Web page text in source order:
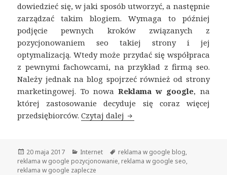
dowiedzieć się, w jaki sposób utworzyć, a następnie
zarządzać takim blogiem. Wymaga to później
podjęcie pewnych kroków związanych z
pozycjonowaniem seo takiej strony i jej
optymalizacją. Wtedy może przydać się współpraca
z pewnymi fachowcami, na przykład z firmą seo.
Należy jednak na blog spojrzeć również od strony
marketingowej. To nowa Reklama w google, na
której zastosowanie decyduje się coraz więcej
przedsiębiorców.Czytaj dalej Reklama w google i przez
Opublikowano
20 maja 2017 Kategorie
Internet Tagi
reklama w google blog,
reklama w google pozycjonowanie, reklama w google seo,
reklama w google zaplecze